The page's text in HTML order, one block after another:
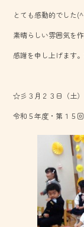
とても感動的でした
素晴らしい雰囲気を
感謝を申し上げます
☆彡３月２３日（土）
令和５年度・第１５